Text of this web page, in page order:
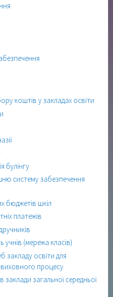
коштів у закладах освіти
булінгу
систему забезпечення
бюджетів шкіл
платежів
учнів (мережа класів)
закладу освіти для
процесу
заклади загальної середньої